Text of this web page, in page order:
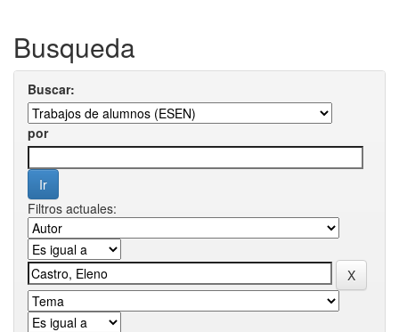
Busqueda
Buscar:
por
Filtros actuales: